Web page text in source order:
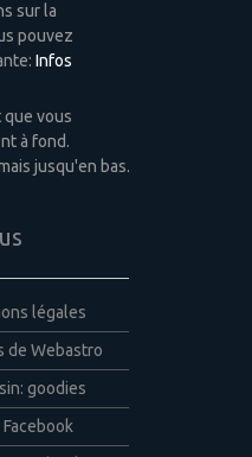
sur la
pouvez
Infos
que vous
à fond.
jusqu'en bas.
légales
de Webastro
goodies
Facebook